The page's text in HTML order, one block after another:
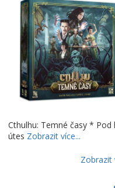
Cthulhu: Temné časy * Pod
útes Zobrazit více...
Zobrazit